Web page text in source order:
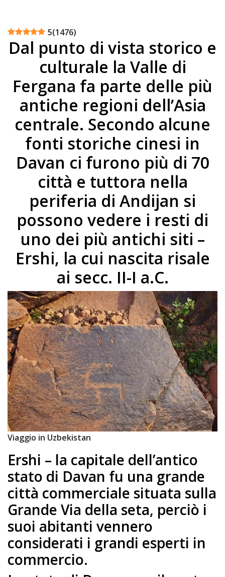
5(1476)
Dal punto di vista storico e
culturale la Valle di
Fergana fa parte delle più
antiche regioni dell’Asia
centrale. Secondo alcune
fonti storiche cinesi in
Davan ci furono più di 70
città e tuttora nella
periferia di Andijan si
possono vedere i resti di
uno dei più antichi siti –
Ershi, la cui nascita risale
ai secc. II-I a.C.
Viaggio in Uzbekistan
Ershi – la capitale dell’antico
stato di Davan fu una grande
città commerciale situata sulla
Grande Via della seta, perciò i
suoi abitanti vennero
considerati i grandi esperti in
commercio.